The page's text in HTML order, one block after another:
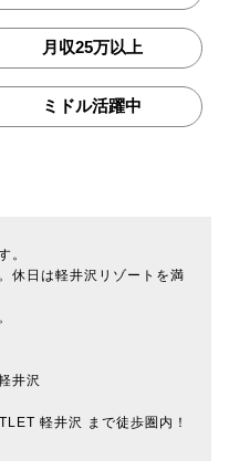
月収25万以上
ミドル活躍中
。
休日は軽井沢リゾートを満
井沢
軽井沢 まで徒歩圏内！